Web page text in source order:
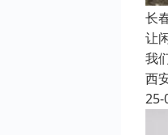
长
让
我
西
25-